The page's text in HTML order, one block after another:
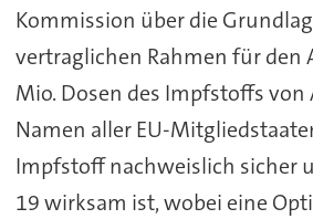
Kommission über die
vertraglichen Rahmen für den
Mio. Dosen des Impfstoffs von
Namen aller EU-
Impfstoff nachweislich sicher
19 wirksam ist, wobei eine